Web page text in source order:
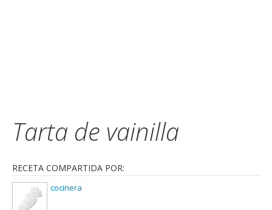
Tarta de vainilla
RECETA COMPARTIDA POR:
cocinera